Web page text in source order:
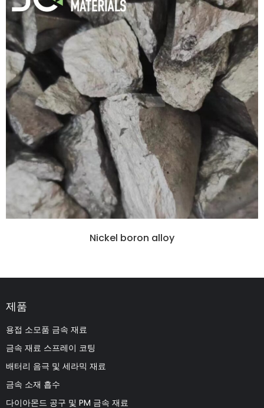
Nickel boron alloy
제품
용접 소모품 금속 재료
금속 재료 스프레이 코팅
배터리 음극 및 세라믹 재료
금속 소재 흡수
다이아몬드 공구 및 PM 금속 재료